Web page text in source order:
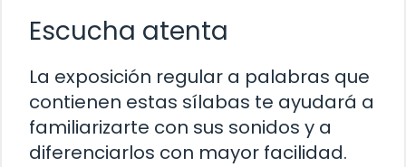
Escucha atenta
La exposición regular a palabras que
contienen estas sílabas te ayudará a
familiarizarte con sus sonidos y a
diferenciarlos con mayor facilidad.